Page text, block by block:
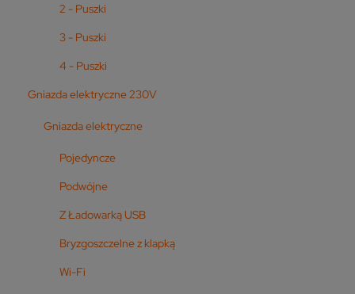
2 - Puszki
3 - Puszki
4 - Puszki
Gniazda elektryczne 230V
Gniazda elektryczne
Pojedyncze
Podwójne
Z Ładowarką USB
Bryzgoszczelne z klapką
Wi-Fi